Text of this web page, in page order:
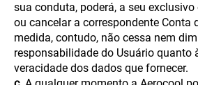
sua conduta, poderá, a seu
ou cancelar a correspondente Conta
medida, contudo, não cessa nem
responsabilidade do Usuário quanto
veracidade dos dados que fornecer.